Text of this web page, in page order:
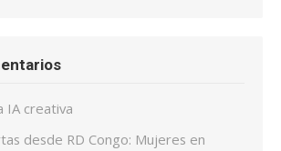
IA creativa
desde RD Congo: Mujeres en